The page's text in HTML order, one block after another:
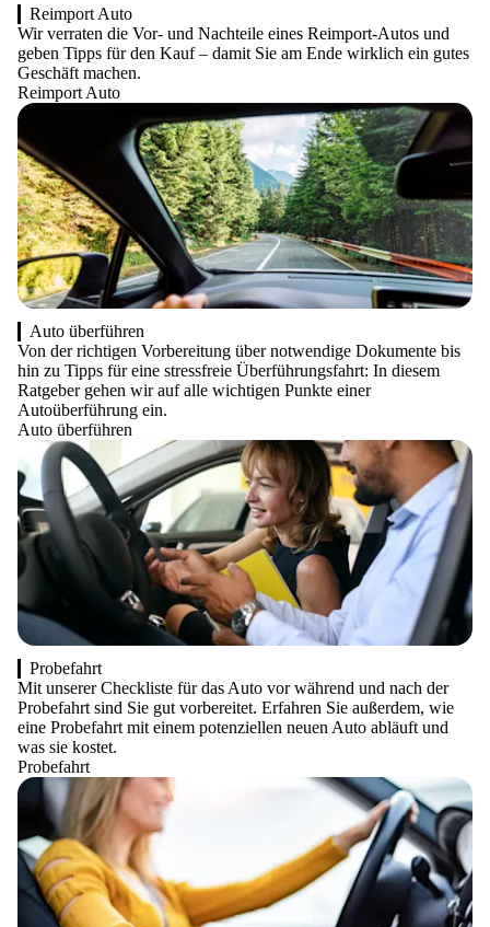
Reimport Auto
Wir verraten die Vor- und Nachteile eines Reimport-Autos und
geben Tipps für den Kauf – damit Sie am Ende wirklich ein gutes
Geschäft machen.
Reimport Auto
Auto überführen
Von der richtigen Vorbereitung über notwendige Dokumente bis
hin zu Tipps für eine stressfreie Überführungsfahrt: In diesem
Ratgeber gehen wir auf alle wichtigen Punkte einer
Autoüberführung ein.
Auto überführen
Probefahrt
Mit unserer Checkliste für das Auto vor während und nach der
Probefahrt sind Sie gut vorbereitet. Erfahren Sie außerdem, wie
eine Probefahrt mit einem potenziellen neuen Auto abläuft und
was sie kostet.
Probefahrt